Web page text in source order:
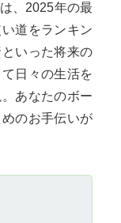
、2025年の最
道をランキン
いった将来の
日々の生活を
あなたのボー
のお手伝いが